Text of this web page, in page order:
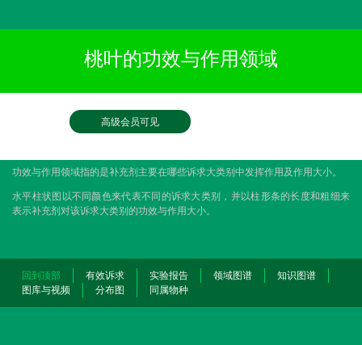
桃叶的功效与作用领域
高级会员可见
功效与作用领域指的是补充剂主要在哪些诉求大类别中发挥作用及作用大小。
水平柱状图以不同颜色来代表不同的诉求大类别，并以柱形条的长度和粗细来
表示补充剂对该诉求大类别的功效与作用大小。
回到顶部 有效诉求 实验报告 领域图谱
知识图谱
图库与视频
分布图 同属物种